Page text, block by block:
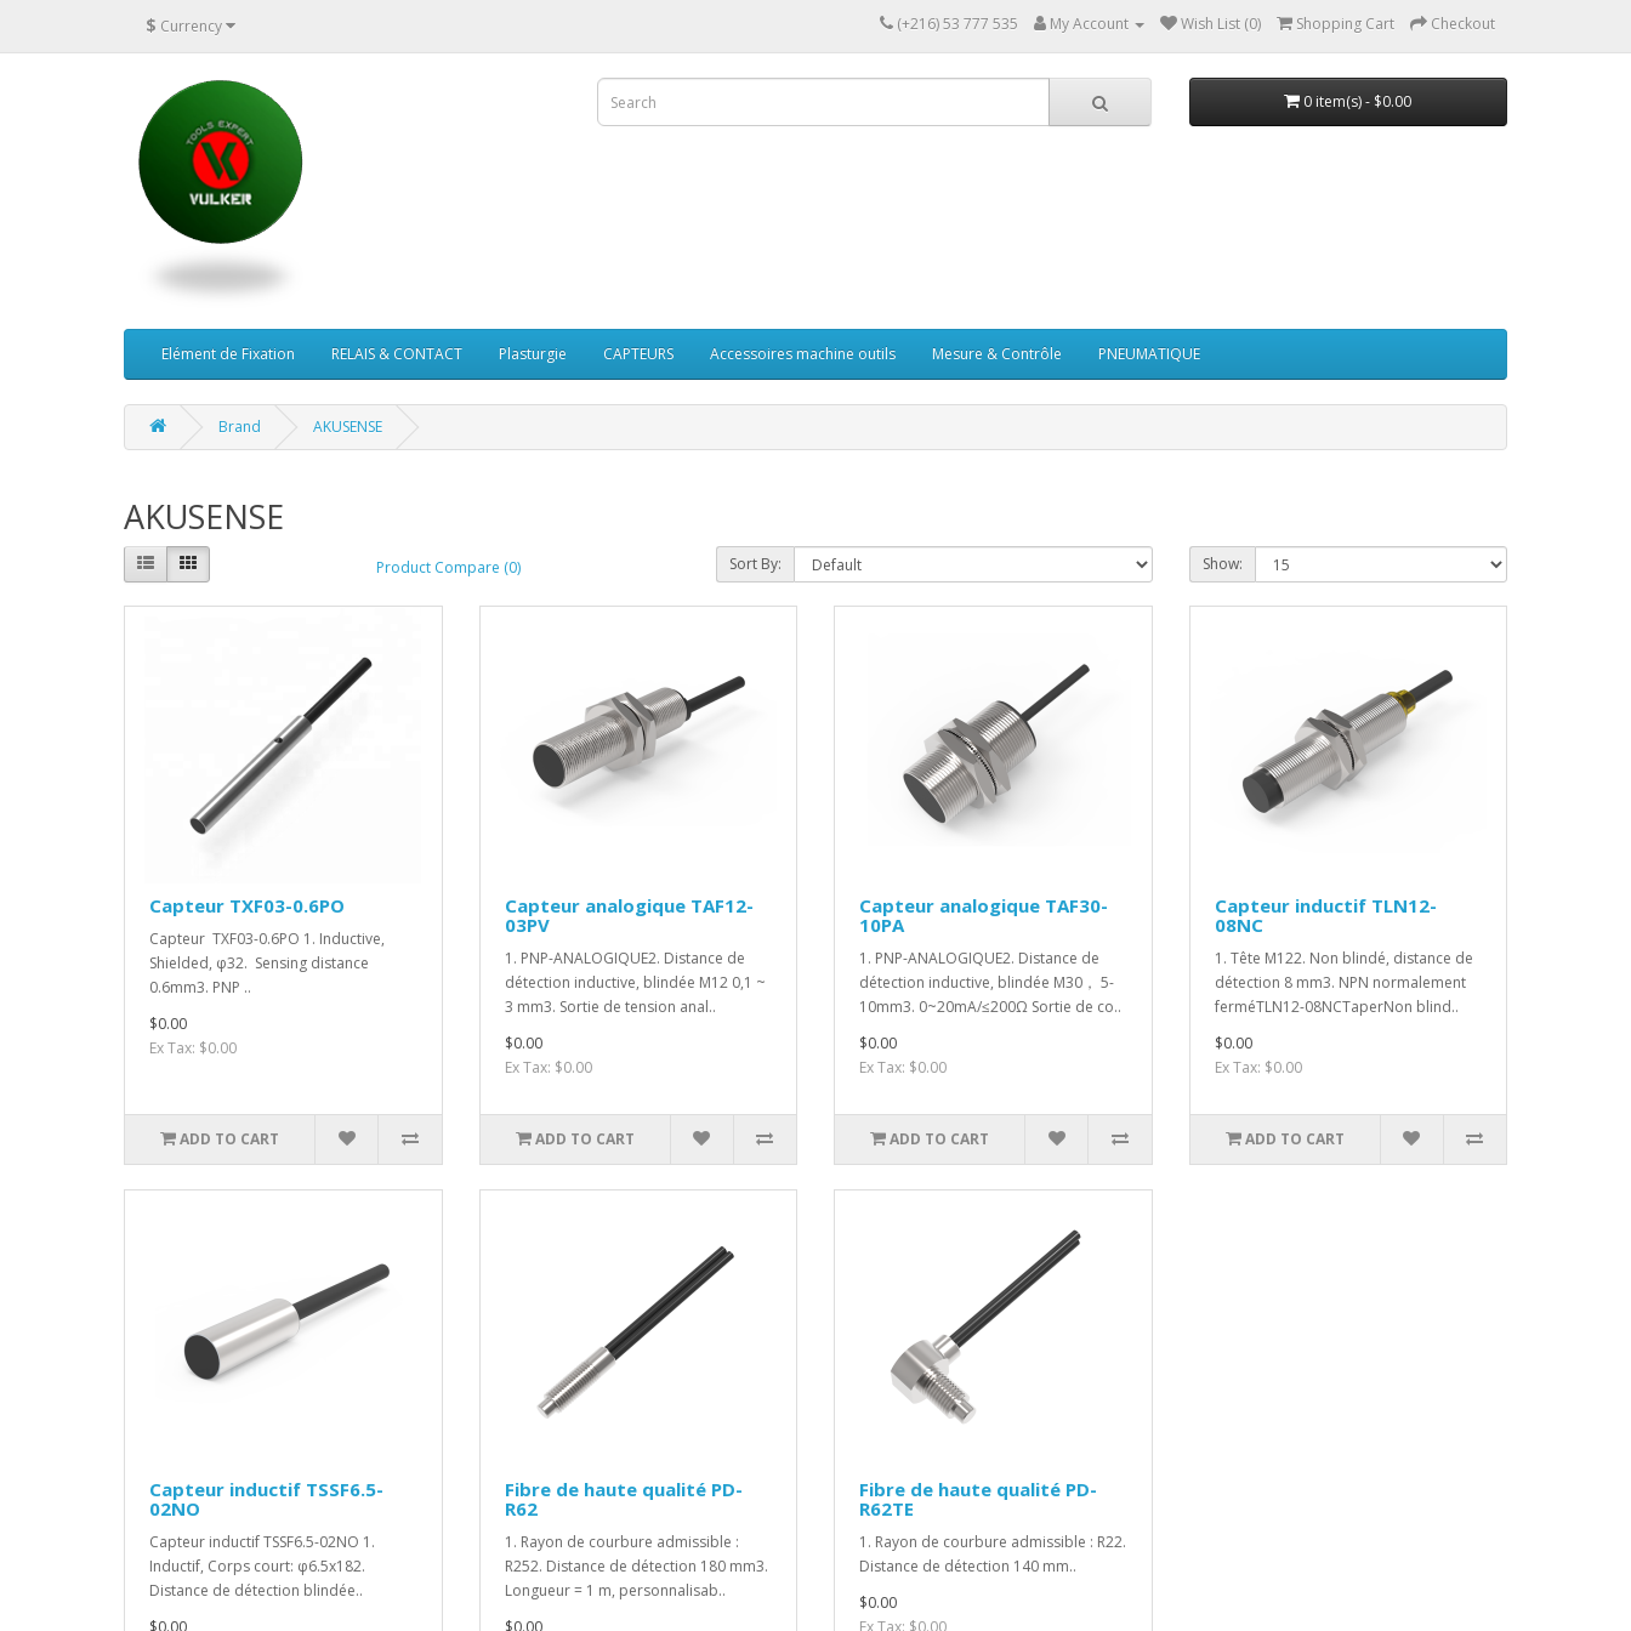
$ Currency (+216) 53 777 535 My Account Wish List (0) Shopping Cart Checkout
0 item(s) - $0.00
Elément de Fixation RELAIS & CONTACT Plasturgie CAPTEURS Accessoires machine outils Mesure & Contrôle PNEUMATIQUE
Brand AKUSENSE
AKUSENSE
Product Compare (0) Sort By: Show:
Capteur TXF03-0.6PO
Capteur TXF03-0.6PO 1. Inductive,
Shielded, φ32. Sensing distance
0.6mm3. PNP ..
$0.00
Ex Tax: $0.00
ADD TO CART
Capteur analogique TAF12-
03PV
1. PNP-ANALOGIQUE2. Distance de
détection inductive, blindée M12 0,1 ~
3 mm3. Sortie de tension anal..
$0.00
Ex Tax: $0.00
ADD TO CART
Capteur analogique TAF30-
10PA
1. PNP-ANALOGIQUE2. Distance de
détection inductive, blindée M30， 5-
10mm3. 0~20mA/≤200Ω Sortie de co..
$0.00
Ex Tax: $0.00
ADD TO CART
Capteur inductif TLN12-
08NC
1. Tête M122. Non blindé, distance de
détection 8 mm3. NPN normalement
ferméTLN12-08NCTaperNon blind..
$0.00
Ex Tax: $0.00
ADD TO CART
Capteur inductif TSSF6.5-
02NO
Capteur inductif TSSF6.5-02NO 1.
Inductif, Corps court: φ6.5x182.
Distance de détection blindée..
$0.00
Fibre de haute qualité PD-
R62
1. Rayon de courbure admissible :
R252. Distance de détection 180 mm3.
Longueur = 1 m, personnalisab..
$0.00
Fibre de haute qualité PD-
R62TE
1. Rayon de courbure admissible : R22.
Distance de détection 140 mm..
$0.00
Ex Tax: $0.00